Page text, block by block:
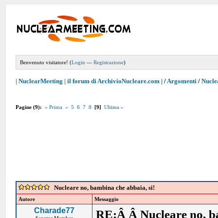
Benvenuto visitatore! (Login —Registrazione)
| NuclearMeeting | il forum di ArchivioNucleare.com | /Argomenti /
Pagine (9): « Prima « 5 6 7 8 [9] Ultima »
Nucleare no, bambina che abbaia, si!
Autore Messaggio
Charade77 RE:Â Â Nucleare no,